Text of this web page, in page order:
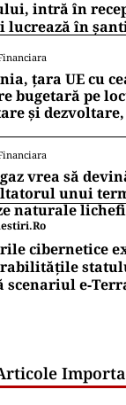
intră în
lucrează în
țara UE cu
bugetară pe
și dezvoltare,
vrea să
unui
naturale
cibernetice
scenariul